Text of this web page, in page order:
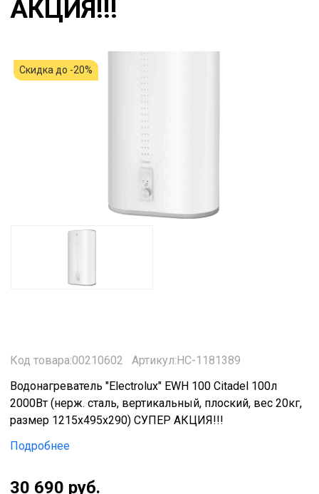
АКЦИЯ!!!
Скидка до -20%
Код товара:00210602
Артикул:НС-1181389
Водонагреватель "Electrolux" EWH 100 Citadel 100л
2000Вт (нерж. сталь, вертикальный, плоский, вес 20кг,
размер 1215x495x290) СУПЕР АКЦИЯ!!!
Подробнее
30 690 руб.